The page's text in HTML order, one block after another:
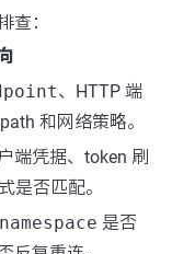
查：
、HTTP 端
和网络策略。
端凭据、token 刷
是否匹配。
namespace 是否